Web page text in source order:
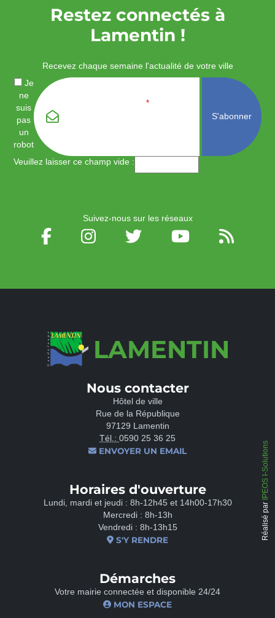
LAMENTIN
Nous contacter
Hôtel de ville
Rue de la République
97129 Lamentin
Tél.: 0590 25 36 25
ENVOYER UN EMAIL
Horaires d'ouverture
Lundi, mardi et jeudi : 8h-12h45 et 14h00-17h30
Mercredi : 8h-13h
Vendredi : 8h-13h15
S'Y RENDRE
Démarches
Votre mairie connectée et disponible 24/24
MON ESPACE
Restez connectés à
Lamentin !
Recevez chaque semaine l'actualité de votre ville
Je
ne
suis
pas
un
robot
*
Veuillez laisser ce champ vide :
Suivez-nous sur les réseaux
Réalisé par
IPEOS I-Solutions